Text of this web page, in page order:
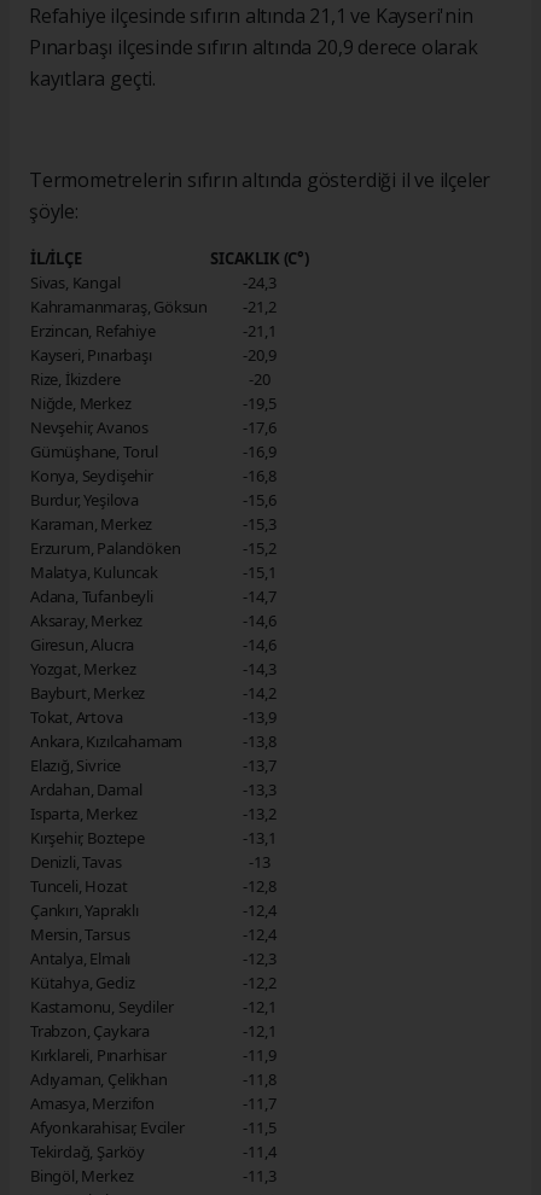
Refahiye ilçesinde sıfırın altında 21,1 ve Kayseri'nin
Pınarbaşı ilçesinde sıfırın altında 20,9 derece olarak
kayıtlara geçti.
Termometrelerin sıfırın altında gösterdiği il ve ilçeler
şöyle:
İL/İLÇE
SICAKLIK (C°)
Sivas, Kangal
-24,3
Kahramanmaraş, Göksun
-21,2
Erzincan, Refahiye
-21,1
Kayseri, Pınarbaşı
-20,9
Rize, İkizdere
-20
Niğde, Merkez
-19,5
Nevşehir, Avanos
-17,6
Gümüşhane, Torul
-16,9
Konya, Seydişehir
-16,8
Burdur, Yeşilova
-15,6
Karaman, Merkez
-15,3
Erzurum, Palandöken
-15,2
Malatya, Kuluncak
-15,1
Adana, Tufanbeyli
-14,7
Aksaray, Merkez
-14,6
Giresun, Alucra
-14,6
Yozgat, Merkez
-14,3
Bayburt, Merkez
-14,2
Tokat, Artova
-13,9
Ankara, Kızılcahamam
-13,8
Elazığ, Sivrice
-13,7
Ardahan, Damal
-13,3
Isparta, Merkez
-13,2
Kırşehir, Boztepe
-13,1
Denizli, Tavas
-13
Tunceli, Hozat
-12,8
Çankırı, Yapraklı
-12,4
Mersin, Tarsus
-12,4
Antalya, Elmalı
-12,3
Kütahya, Gediz
-12,2
Kastamonu, Seydiler
-12,1
Trabzon, Çaykara
-12,1
Kırklareli, Pınarhisar
-11,9
Adıyaman, Çelikhan
-11,8
Amasya, Merzifon
-11,7
Afyonkarahisar, Evciler
-11,5
Tekirdağ, Şarköy
-11,4
Bingöl, Merkez
-11,3